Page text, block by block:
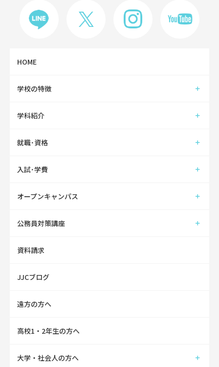
HOME
学校の特徴
学科紹介
就職･資格
入試･学費
オープンキャンパス
公務員対策講座
資料請求
JJCブログ
遠方の方へ
高校1・2年生の方へ
大学・社会人の方へ